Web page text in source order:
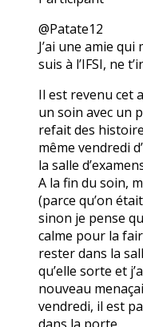
@Patate12
J’ai une amie
suis à l’IFSI, ne
Il est revenu cet
un soin avec un
refait des
même vendredi
la salle
A la fin du soin,
(parce qu’on
sinon je pense
calme pour la
rester dans la
qu’elle sorte et
nouveau
vendredi, il est